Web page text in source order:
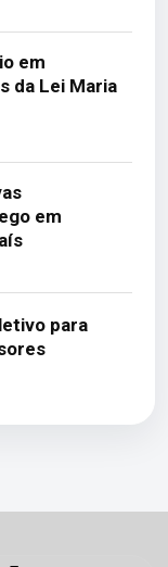
em
da Lei Maria
em
para